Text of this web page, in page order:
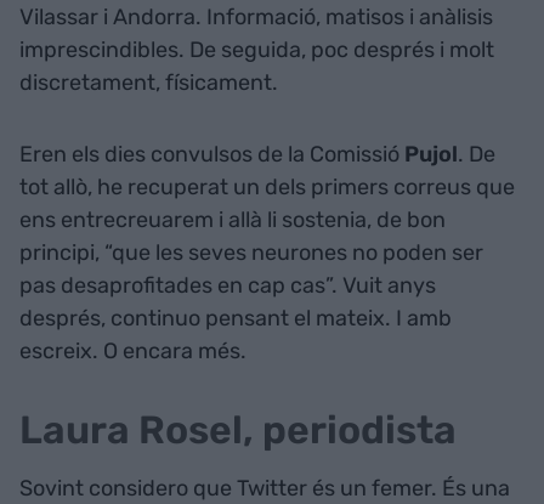
Vilassar i Andorra. Informació, matisos i anàlisis
imprescindibles. De seguida, poc després i molt
discretament, físicament.
Eren els dies convulsos de la Comissió Pujol. De
tot allò, he recuperat un dels primers correus que
ens entrecreuarem i allà li sostenia, de bon
principi, “que les seves neurones no poden ser
pas desaprofitades en cap cas”. Vuit anys
després, continuo pensant el mateix. I amb
escreix. O encara més.
Laura Rosel, periodista
Sovint considero que Twitter és un femer. És una